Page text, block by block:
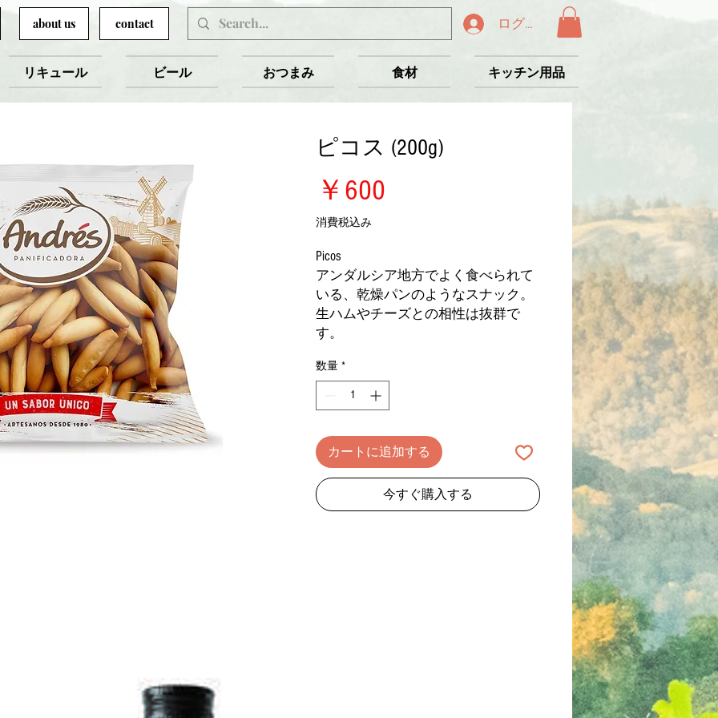
about us contact ログイン
リキュール ビール おつまみ 食材 キッチン用品
ピコス (200g)
￥600
消費税込み
Picos
アンダルシア地方でよく食べられて
いる、乾燥パンのようなスナック。
生ハムやチーズとの相性は抜群で
す。
数量 *
カートに追加する
今すぐ購入する